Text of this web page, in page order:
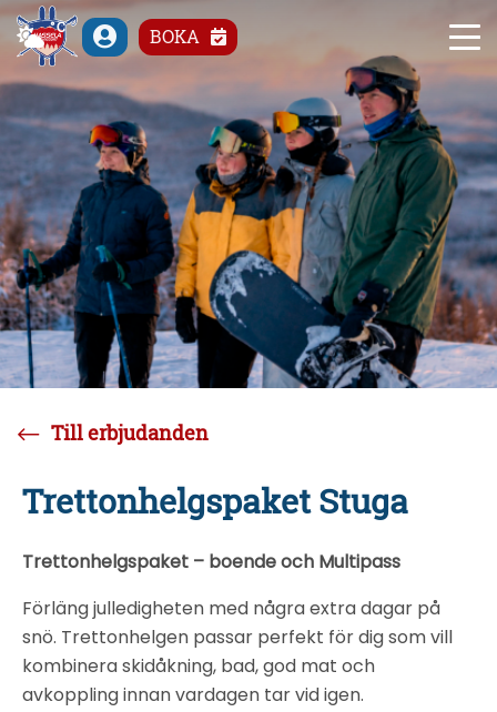
°C BOKA
Till erbjudanden
Trettonhelgspaket Stuga
Trettonhelgspaket – boende och Multipass
Förläng julledigheten med några extra dagar på
snö. Trettonhelgen passar perfekt för dig som vill
kombinera skidåkning, bad, god mat och
avkoppling innan vardagen tar vid igen.